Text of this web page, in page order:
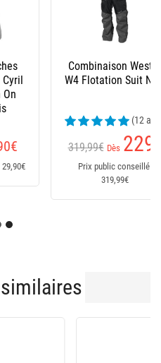
Combinaison Westin
W6 Flotation Suit -
(1 avis)
Dès 369 €
Prix public conseillé: